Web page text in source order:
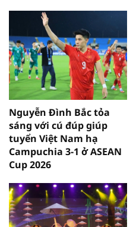
Nguyễn Đình Bắc tỏa
sáng với cú đúp giúp
tuyển Việt Nam hạ
Campuchia 3-1 ở ASEAN
Cup 2026